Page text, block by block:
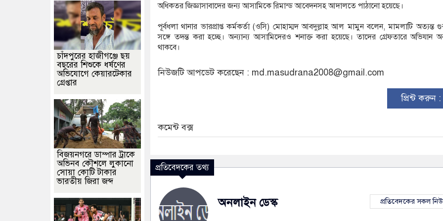
অধিকতর জিজ্ঞাসাবাদের জন্য আসামিকে রিমান্ড আবেদনসহ আদালতে পাঠানো হয়েছে।
পূর্বধলা থানার ভারপ্রাপ্ত কর্মকর্তা (ওসি) মোহাম্মদ আবদুল্লাহ আল মামুন বলেন, মামলাটি অত্যন্ত
সঙ্গে তদন্ত করা হচ্ছে। অন্যান্য আসামিদেরও শনাক্ত করা হয়েছে। তাদের গ্রেফতারে অভিযান
থাকবে।
নিউজটি আপডেট করেছেন : md.masudrana2008@gmail.com
প্রিন্ট করুন :
কমেন্ট বক্স
প্রতিবেদকের তথ্য
অনলাইন ডেস্ক প্রতিবেদকের সকল
চাঁদপুরের হাজীগঞ্জে ছয়
বছরের শিশুকে ধর্ষণের
অভিযোগে কেয়ারটেকার
গ্রেপ্তার
বিজয়নগরে ডাম্পার ট্রাকে
অভিনব কৌশলে লুকানো
সোয়া কোটি টাকার
ভারতীয় জিরা জব্দ